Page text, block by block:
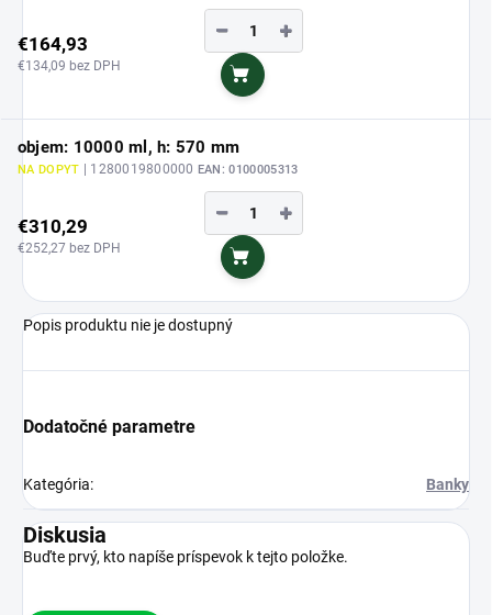
€164,93
€134,09 bez DPH
+
−
Do košíka
objem: 10000 ml, h: 570 mm
NA DOPYT | 1280019800000 EAN: 0100005313
€310,29
€252,27 bez DPH
+
−
Do košíka
Popis produktu nie je dostupný
Dodatočné parametre
Kategória: Banky
Diskusia
Buďte prvý, kto napíše príspevok k tejto položke.